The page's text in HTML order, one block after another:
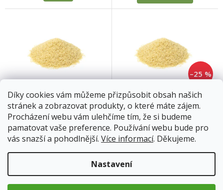
Díky cookies vám můžeme přizpůsobit obsah našich
stránek a zobrazovat produkty, o které máte zájem.
Procházení webu vám ulehčíme tím, že si budeme
pamatovat vaše preference. Používání webu bude pro
vás snazší a pohodlnější. Více informací. Děkujeme.
Nastavení
Sezam loupaný
Skladem
od69 Kč
–25 %
Sezam loupaný 200g
Skladem
29 Kč
Do košíku